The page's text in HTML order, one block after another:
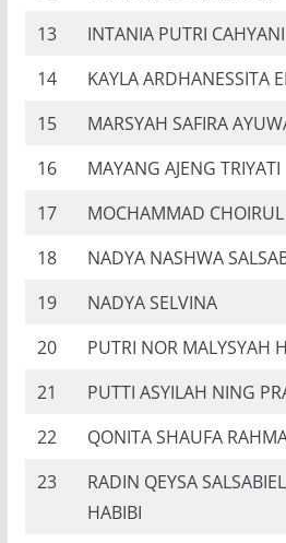
13
INTANIA PUTRI CAHYANI
14
KAYLA ARDHANESSITA
15
MARSYAH SAFIRA
16
MAYANG AJENG TRIYATI
17
MOCHAMMAD
18
NADYA NASHWA
19
NADYA SELVINA
20
PUTRI NOR MALYSYAH
21
PUTTI ASYILAH NING
22
QONITA SHAUFA
23
RADIN QEYSA
HABIBI